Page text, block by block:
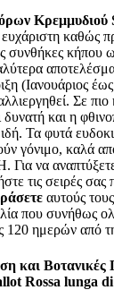
Κρεμμυδιού
ευχάριστη καθώς
συνθήκες κήπου
(Ιανουάριος
Σε πιο
δυνατή και η
Τα φυτά
γόνιμο, καλά
Για να
τις σειρές σας
αυτούς
που συνήθως
120 ημερών από
και Βοτανικές
Rossa lunga